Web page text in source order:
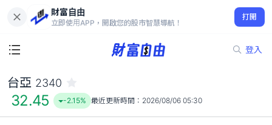
財富自由
立即使用APP，開啟您的股市智慧導航！
打開
登入
32.45
-2.15%
台亞 2340
32.45 -2.15% 最近更新時間： 2026/08/06 05:30